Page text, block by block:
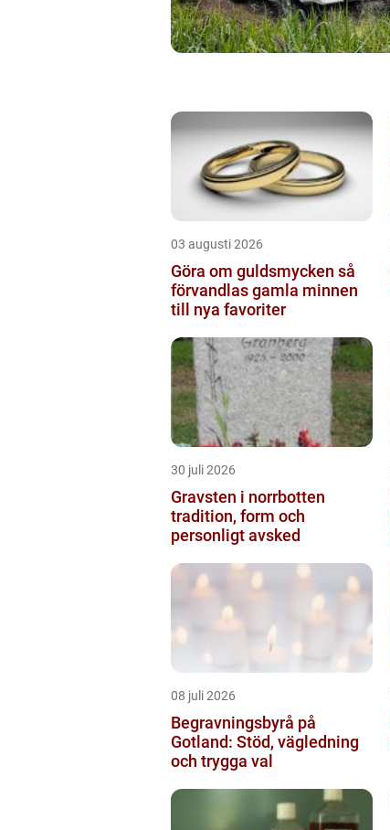
03 augusti 2026
Göra om guldsmycken så
förvandlas gamla minnen
till nya favoriter
30 juli 2026
Gravsten i norrbotten
tradition, form och
personligt avsked
08 juli 2026
Begravningsbyrå på
Gotland: Stöd, vägledning
och trygga val